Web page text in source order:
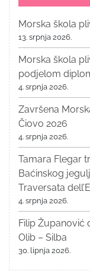
Morska škola
13. srpnja 2026.
Morska škola
podjelom
4. srpnja 2026.
Završena
Čiovo 2026
4. srpnja 2026.
Tamara Flegar
Baćinskog
Traversata
4. srpnja 2026.
Filip Županović
Olib – Silba
30. lipnja 2026.